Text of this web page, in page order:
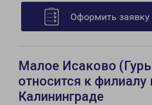
Оформить заявку
Малое Исаково
относится к филиалу
Калининграде